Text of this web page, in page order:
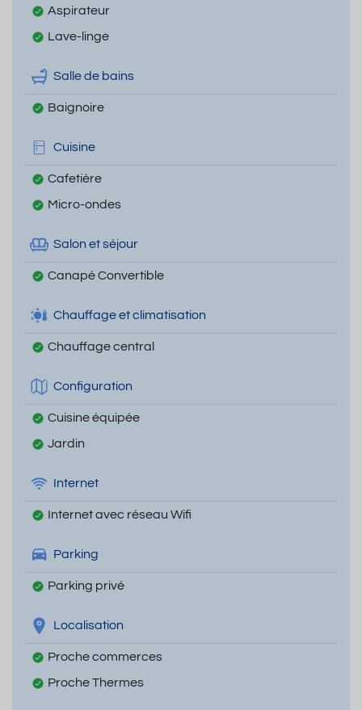
Aspirateur
Lave-linge
Salle de bains
Baignoire
Cuisine
Cafetière
Micro-ondes
Salon et séjour
Canapé Convertible
Chauffage et climatisation
Chauffage central
Configuration
Cuisine équipée
Jardin
Internet
Internet avec réseau Wifi
Parking
Parking privé
Localisation
Proche commerces
Proche Thermes